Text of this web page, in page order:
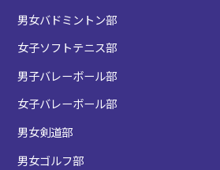
男女バドミントン部
女子ソフトテニス部
男子バレーボール部
女子バレーボール部
男女剣道部
男女ゴルフ部